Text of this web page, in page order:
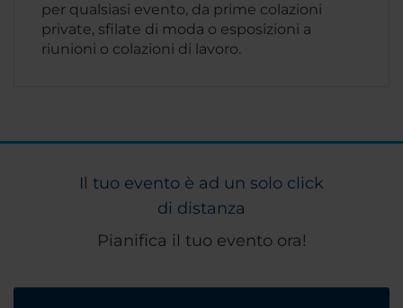
per qualsiasi evento, da prime colazioni
private, sfilate di moda o esposizioni a
riunioni o colazioni di lavoro.
Il tuo evento è ad un solo click
di distanza
Pianifica il tuo evento ora!